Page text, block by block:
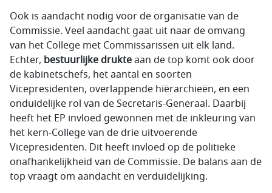
Ook is aandacht nodig voor de organisatie van de
Commissie. Veel aandacht gaat uit naar de omvang
van het College met Commissarissen uit elk land.
Echter, bestuurlijke drukteaan de top komt ook door
de kabinetschefs, het aantal en soorten
Vicepresidenten, overlappende hiërarchieën, en een
onduidelijke rol van de Secretaris-Generaal. Daarbij
heeft het EP invloed gewonnen met de inkleuring van
het kern-College van de drie uitvoerende
Vicepresidenten. Dit heeft invloed op de politieke
onafhankelijkheid van de Commissie. De balans aan de
top vraagt om aandacht en verduidelijking.